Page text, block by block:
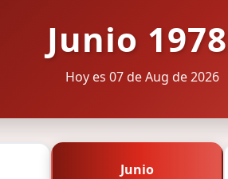
Junio 1978
Hoy es 07 de Aug de 2026
Junio